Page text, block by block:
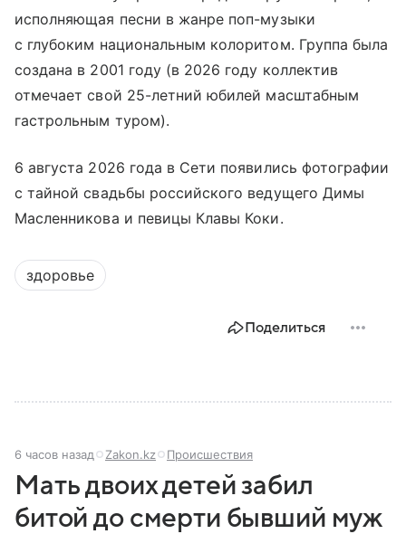
исполняющая песни в жанре поп-музыки
с глубоким национальным колоритом. Группа была
создана в 2001 году (в 2026 году коллектив
отмечает свой 25-летний юбилей масштабным
гастрольным туром).
6 августа 2026 года в Сети появились фотографии
с тайной свадьбы российского ведущего Димы
Масленникова и певицы Клавы Коки.
здоровье
Поделиться
6 часов назад Zakon.kz Происшествия
Мать двоих детей забил
битой до смерти бывший муж